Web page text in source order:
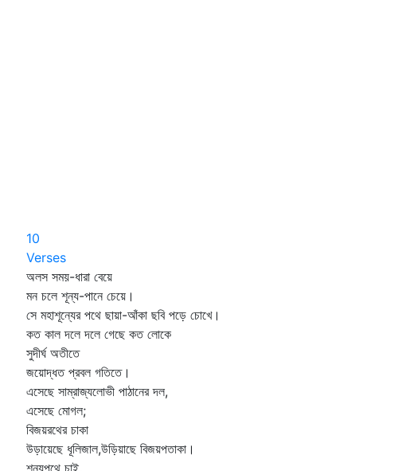
10
Verses
অলস সময়-ধারা বেয়ে
মন চলে শূন্য-পানে চেয়ে।
সে মহাশূন্যের পথে ছায়া-আঁকা ছবি পড়ে চোখে।
কত কাল দলে দলে গেছে কত লোকে
সুদীর্ঘ অতীতে
জয়োদ্ধত প্রবল গতিতে।
এসেছে সাম্রাজ্যলোভী পাঠানের দল,
এসেছে মোগল;
বিজয়রথের চাকা
উড়ায়েছে ধূলিজাল,উড়িয়াছে বিজয়পতাকা।
শূন্যপথে চাই,